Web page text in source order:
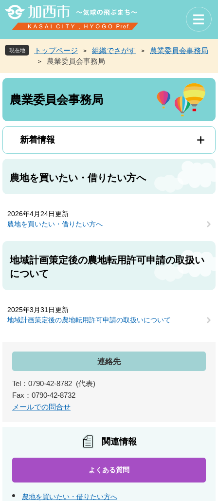
先
頭
す
を
飛
し
へ
現在地 トップページ > 組織でさがす > 農業委員会事務局
> 農業委員会事務局
本
農業委員会事務局
新着情報
農地を買いたい・借りたい方へ
2026年4月24日更新
農地を買いたい・借りたい方へ
地域計画策定後の農地転用許可申請の取扱い
について
2025年3月31日更新
地域計画策定後の農地転用許可申請の取扱いについて
連絡先
Tel：0790-42-8782
代表
Fax：0790-42-8732
メールでの問合せ
関連情報
よくある質問
農地を買いたい・借りたい方へ